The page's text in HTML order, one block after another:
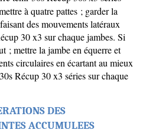
à quatre pattes ; garder la
des mouvements latéraux
30 x3 sur chaque jambes. Si
; mettre la jambe en équerre et
circulaires en écartant au mieux
Récup 30 x3 séries sur chaque
DES
ACCUMULEES